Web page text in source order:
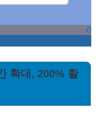
확대, 200% 활